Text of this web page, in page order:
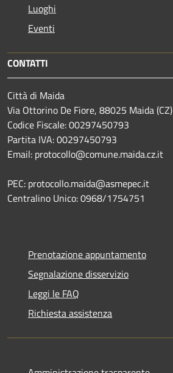
Luoghi
Eventi
CONTATTI
Città di Maida
Via Ottorino De Fiore, 88025 Maida (CZ)
Codice Fiscale: 00297450793
Partita IVA: 00297450793
Email: protocollo@comune.maida.cz.it
PEC: protocollo.maida@asmepec.it
Centralino Unico: 0968/1754751
Prenotazione appuntamento
Segnalazione disservizio
Leggi le FAQ
Richiesta assistenza